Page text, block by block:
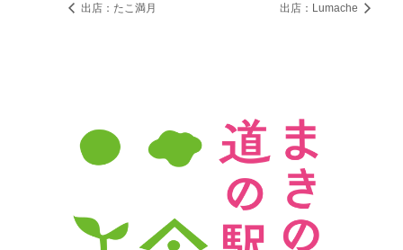
出店：たこ満月 出店：Lumache